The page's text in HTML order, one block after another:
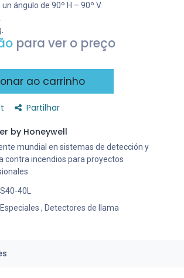
ángulo de 90º H – 90º V.
para ver o preço
ao carrinho
Partilhar
by Honeywell
mundial en sistemas de detección y
contra incendios para proyectos
S40-40L
Especiales , Detectores de llama